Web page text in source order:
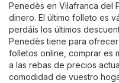
Penedès en Vilafranca del
dinero. El último folleto es
perdáis los últimos
Penedès tiene para
folletos online, comprar es
a las rebas de precios
comodidad de vuestro